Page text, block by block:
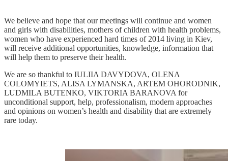
We believe and hope that our meetings will continue and women
and girls with disabilities, mothers of children with health problems,
women who have experienced hard times of 2014 living in Kiev,
will receive additional opportunities, knowledge, information that
will help them to preserve their health.
We are so thankful to IULIIA DAVYDOVA, OLENA
COLOMYIETS, ALISA LYMANSKA, ARTEM OHORODNIK,
LUDMILA BUTENKO, VIKTORIA BARANOVA for
unconditional support, help, professionalism, modern approaches
and opinions on women’s health and disability that are extremely
rare today.